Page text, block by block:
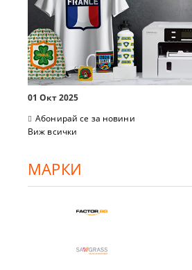
01 Окт 2025
Абонирай се за новини
Виж всички
МАРКИ